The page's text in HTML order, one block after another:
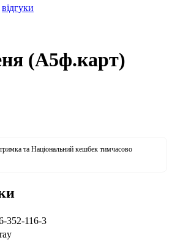
відгуки
(А5ф.карт)
та Національний кешбек тимчасово
352-116-3